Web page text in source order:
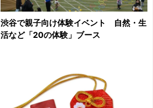
渋谷で親子向け体験イベント 自然・生
活など「20の体験」ブース